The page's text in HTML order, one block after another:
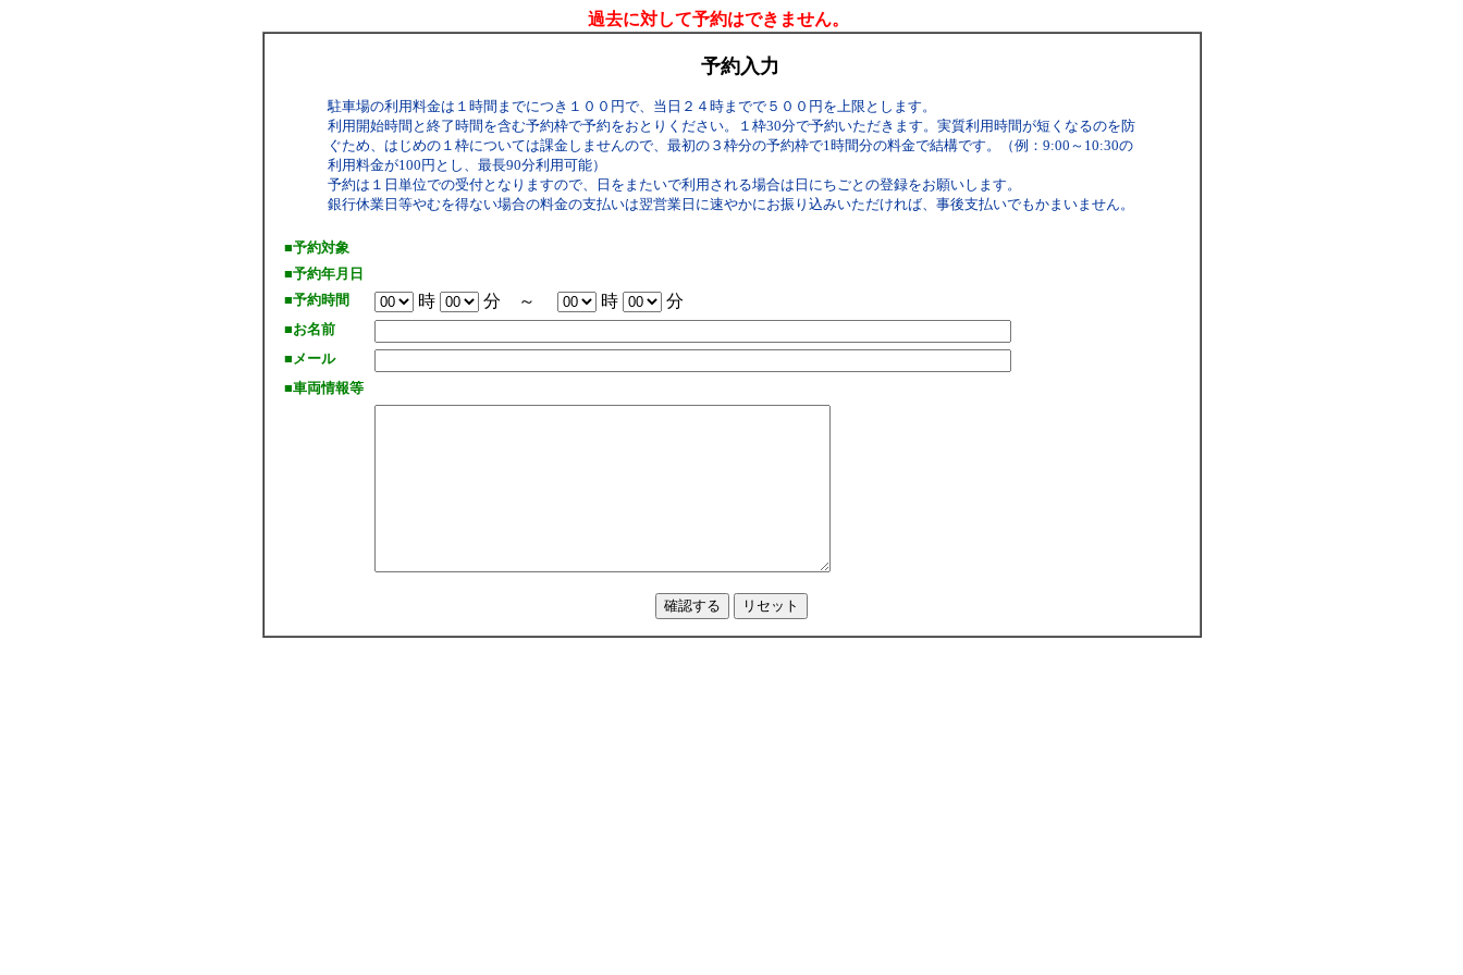
過去に対して予約はできません。
予約入力
駐車場の利用料金は１時間までにつき１００円で、当日２４時までで５００円を上限とします。
利用開始時間と終了時間を含む予約枠で予約をおとりください。１枠30分で予約いただきます。実質利用時間が短くなるのを防
ぐため、はじめの１枠については課金しませんので、最初の３枠分の予約枠で1時間分の料金で結構です。（例：9:00～10:30の
利用料金が100円とし、最長90分利用可能）
予約は１日単位での受付となりますので、日をまたいで利用される場合は日にちごとの登録をお願いします。
銀行休業日等やむを得ない場合の料金の支払いは翌営業日に速やかにお振り込みいただければ、事後支払いでもかまいません。
■予約対象
■予約年月日
■予約時間
時 分 ～ 時 分
■お名前
■メール
■車両情報等